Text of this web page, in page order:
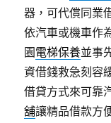
器，可代償同業
依汽車或機車作
園電梯保養並事
資借錢救急刻容
借貸方式來可靠
舖讓精品借款方